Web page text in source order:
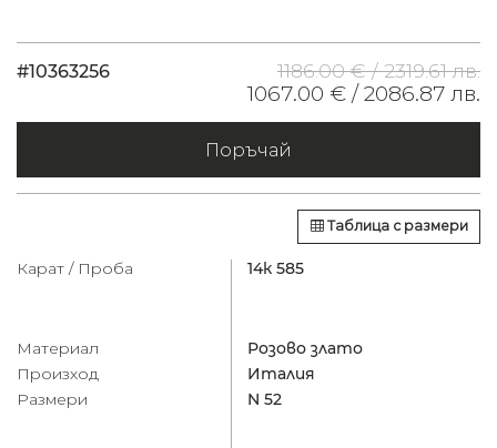
#10363256 1186.00 € /2319.61 лв.
1067.00 € /2086.87 лв.
Поръчай
Таблица с размери
Карат / Проба 14к 585
Материал
Розово злато
Произход
Италия
Размери
N 52